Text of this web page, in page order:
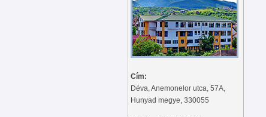
Cím:
Déva, Anemonelor utca, 57A,
Hunyad megye, 330055